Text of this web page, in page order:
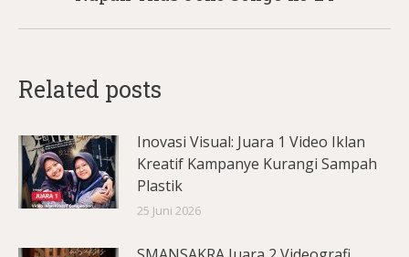
Related posts
Inovasi Visual: Juara 1 Video Iklan
Kreatif Kampanye Kurangi Sampah
Plastik
25 Juni 2026